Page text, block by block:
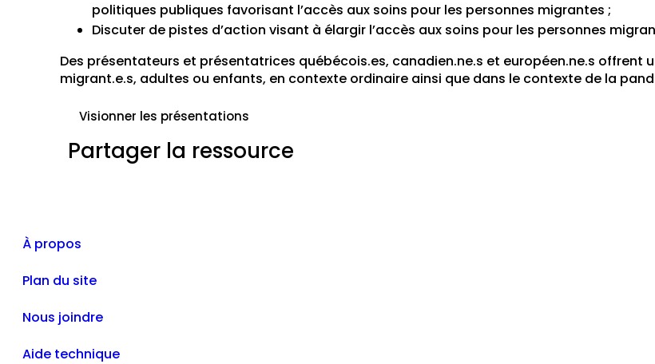
politiques publiques favorisant l’accès aux soins pour les personnes migrantes ;
Discuter de pistes d’action visant à élargir l’accès aux soins pour les personnes
Des présentateurs et présentatrices québécois.es, canadien.ne.s et européen.ne.s offrent
migrant.e.s, adultes ou enfants, en contexte ordinaire ainsi que dans le contexte de la
Visionner les présentations
Partager la ressource
À propos
Plan du site
Nous joindre
Aide technique